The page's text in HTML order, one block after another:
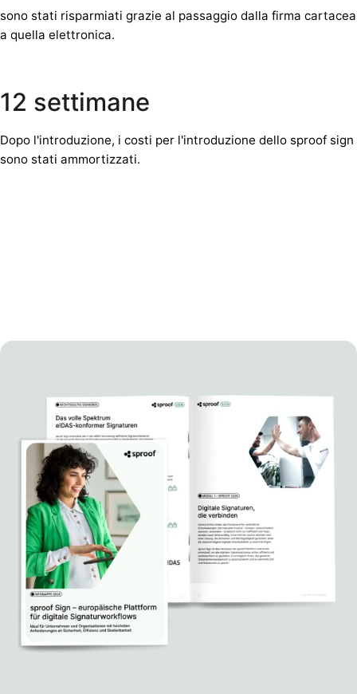
sono stati risparmiati grazie al passaggio dalla firma cartacea
a quella elettronica.
12 settimane
Dopo l'introduzione, i costi per l'introduzione dello sproof sign
sono stati ammortizzati.